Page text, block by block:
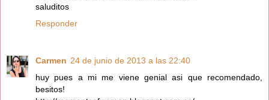
saluditos
Responder
Carmen 24 de junio de 2013 a las 22:40
huy pues a mi me viene genial asi que recomendado,
besitos!